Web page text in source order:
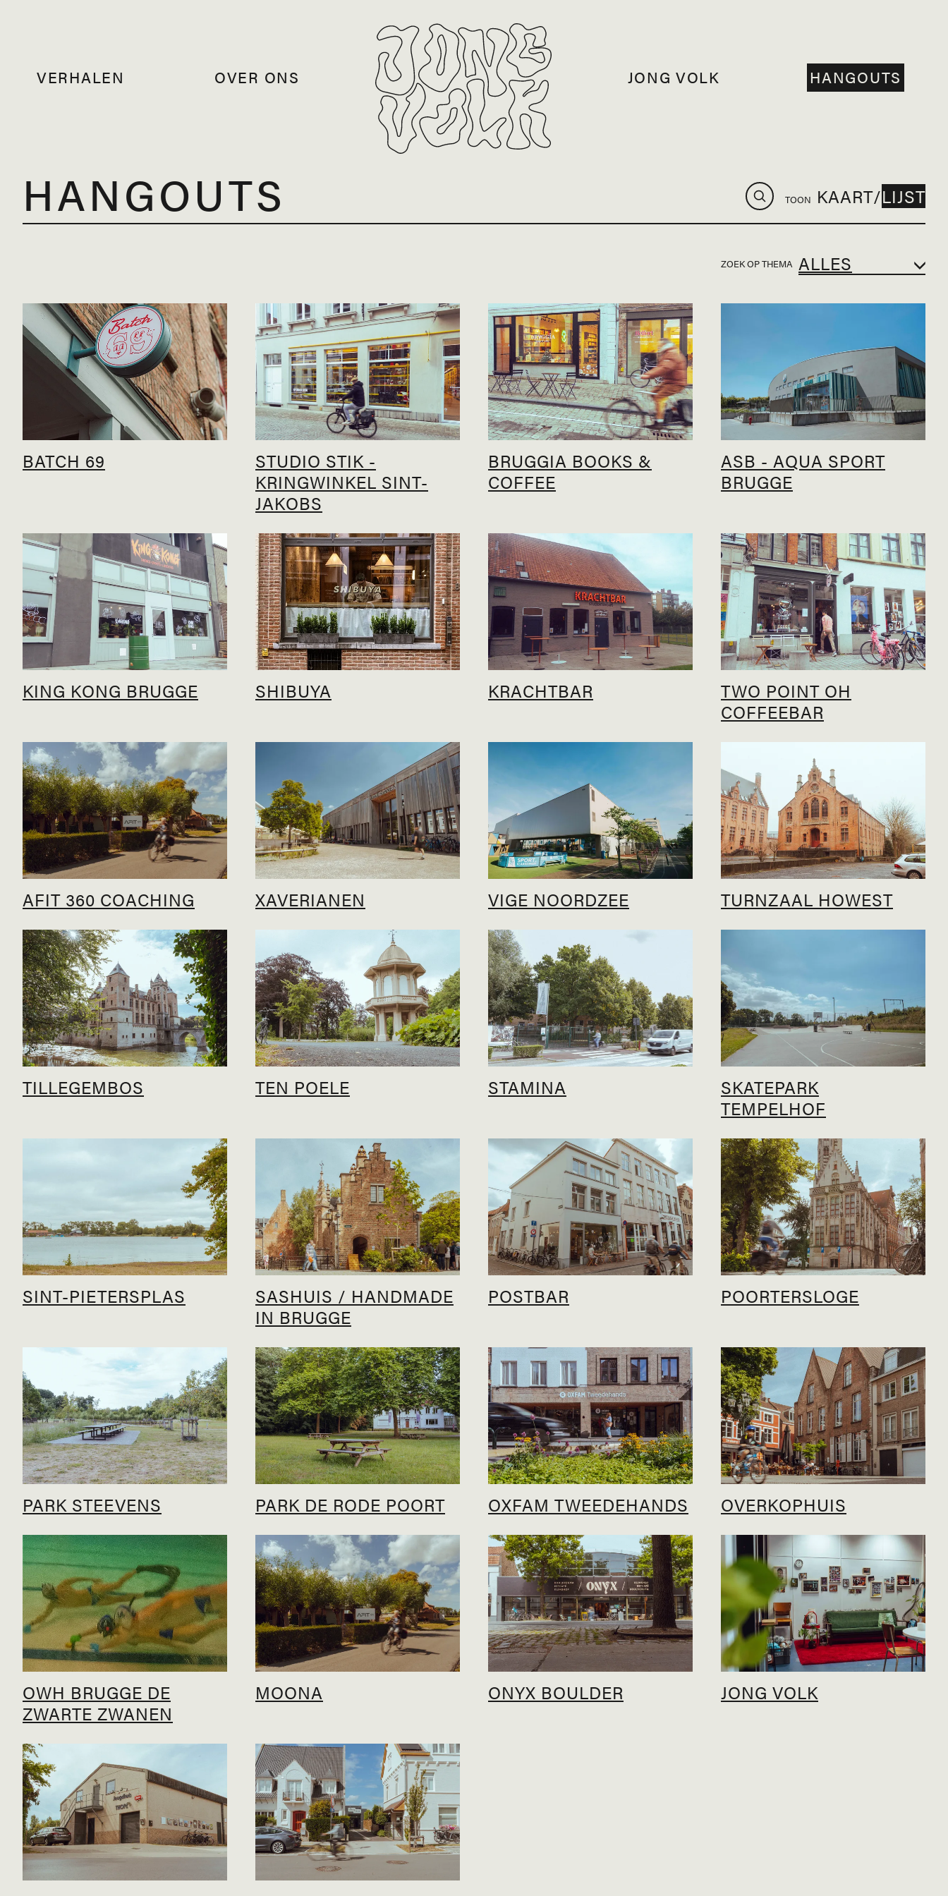
VERHALEN OVER ONS JONG VOLK HANGOUTS
HANGOUTS TOON KAART/LIJST
ZOEK OP THEMA
BATCH 69
STUDIO STIK -
KRINGWINKEL SINT-
JAKOBS
BRUGGIA BOOKS &
COFFEE
ASB - AQUA SPORT
BRUGGE
KING KONG BRUGGE SHIBUYA KRACHTBAR
TWO POINT OH
COFFEEBAR
AFIT 360 COACHING XAVERIANEN VIGE NOORDZEE TURNZAAL HOWEST
TILLEGEMBOS TEN POELE STAMINA
SKATEPARK
TEMPELHOF
SINT-PIETERSPLAS
SASHUIS / HANDMADE
IN BRUGGE
POSTBAR POORTERSLOGE
PARK STEEVENS PARK DE RODE POORT OXFAM TWEEDEHANDS OVERKOPHUIS
OWH BRUGGE DE
ZWARTE ZWANEN
MOONA ONYX BOULDER JONG VOLK